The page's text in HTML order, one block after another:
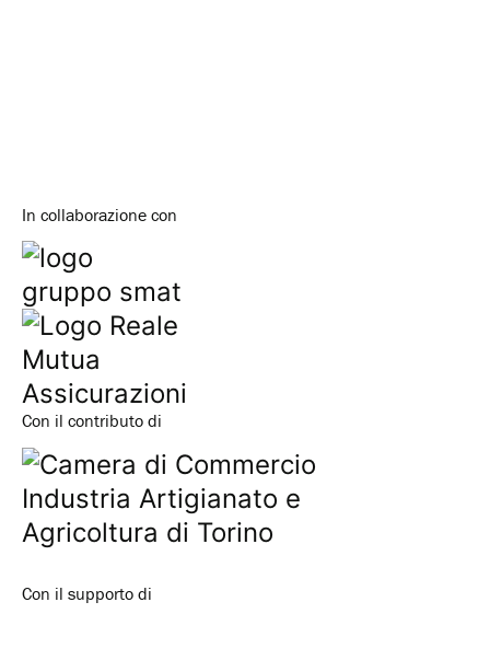
In collaborazione con
Con il contributo di
Con il supporto di